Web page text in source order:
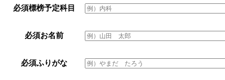
必須標榜予定科目
必須お名前
必須ふりがな